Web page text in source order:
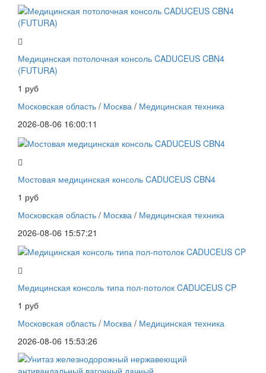
Медицинская потолочная консоль CADUCEUS CBN4
(FUTURA)
1 руб
Московская область / Москва / Медицинская техника
2026-08-06 16:00:11
Мостовая медицинская консоль CADUCEUS CBN4
1 руб
Московская область / Москва / Медицинская техника
2026-08-06 15:57:21
Медицинская консоль типа пол-потолок CADUCEUS CP
1 руб
Московская область / Москва / Медицинская техника
2026-08-06 15:53:26